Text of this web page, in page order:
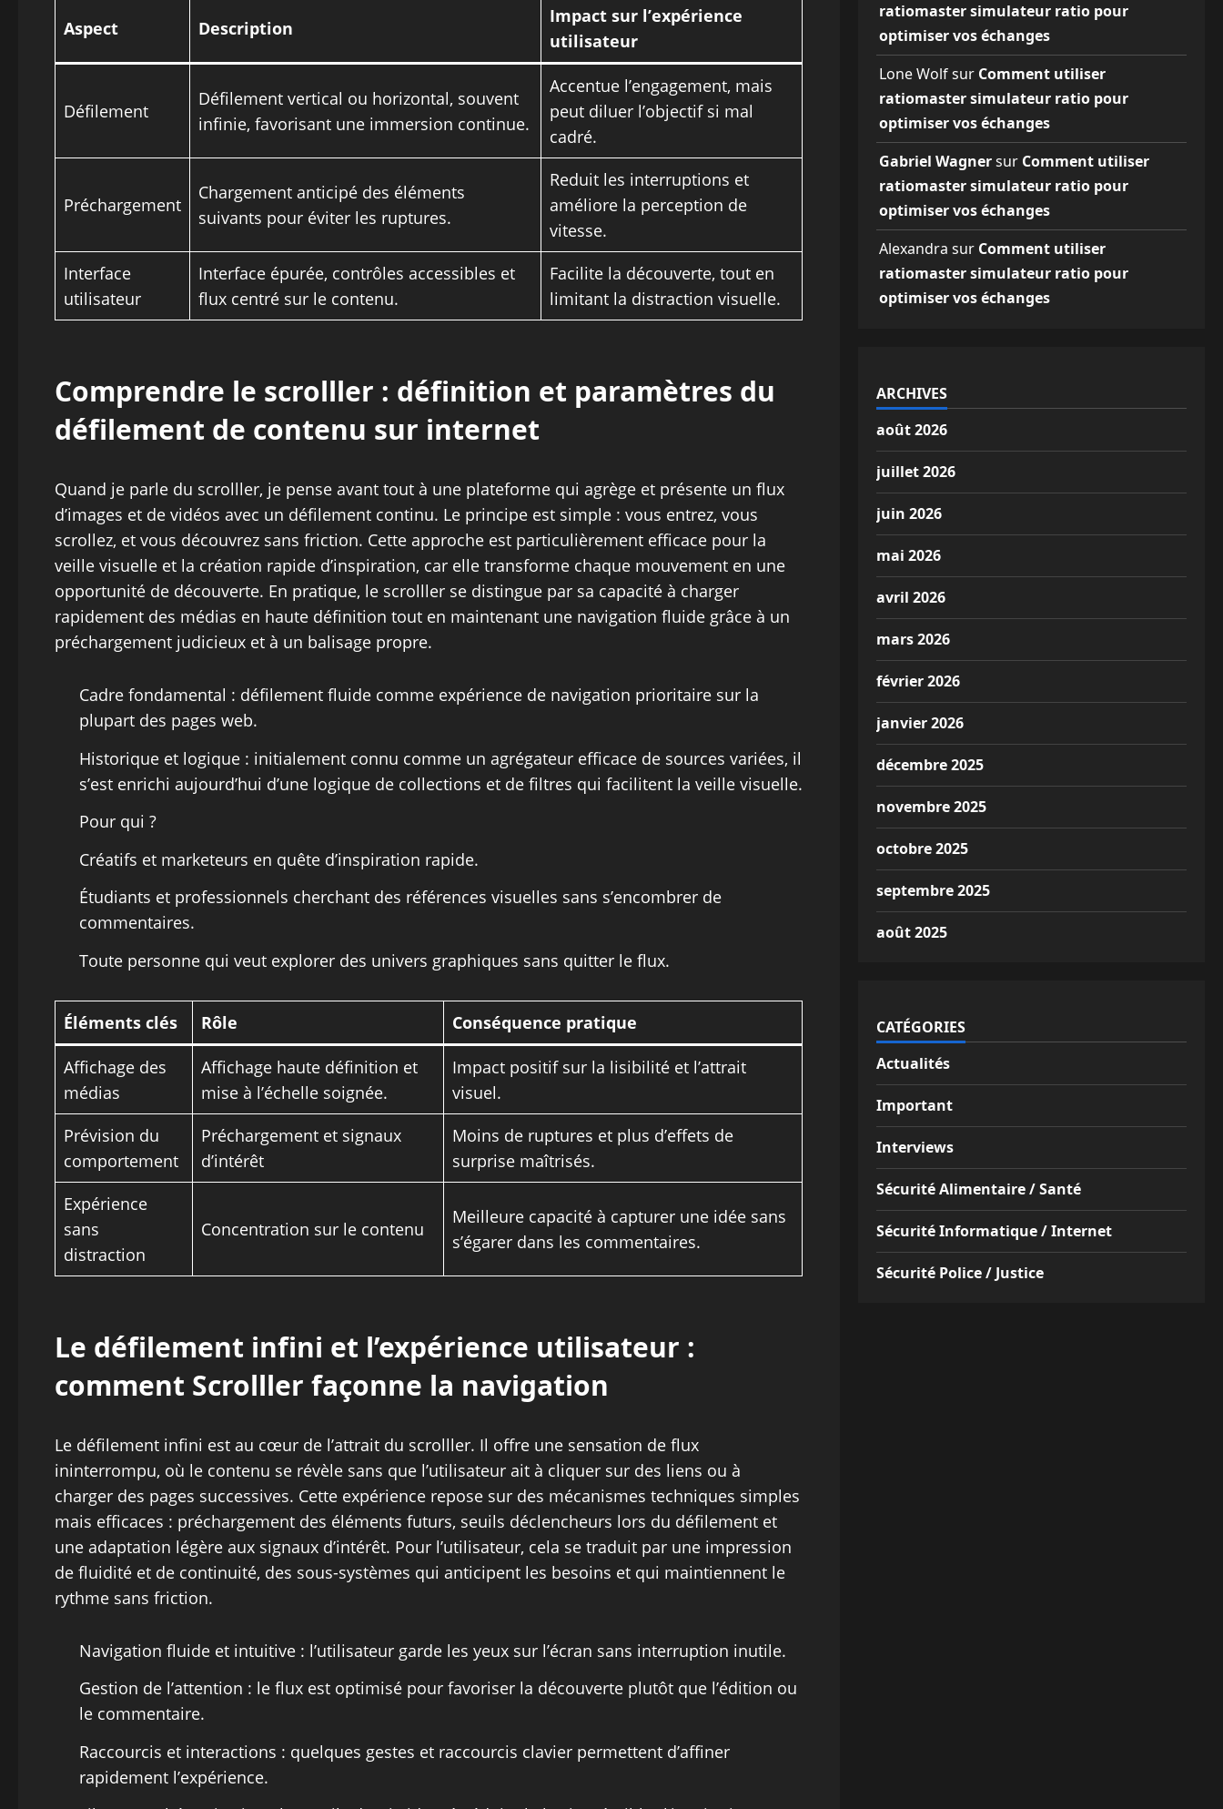
Aspect Description
Impact sur l’expérience
utilisateur
Défilement
Défilement vertical ou horizontal, souvent
infinie, favorisant une immersion continue.
Accentue l’engagement, mais
peut diluer l’objectif si mal
cadré.
Préchargement
Chargement anticipé des éléments
suivants pour éviter les ruptures.
Reduit les interruptions et
améliore la perception de
vitesse.
Interface
utilisateur
Interface épurée, contrôles accessibles et
flux centré sur le contenu.
Facilite la découverte, tout en
limitant la distraction visuelle.
Comprendre le scrolller : définition et paramètres du
défilement de contenu sur internet
Quand je parle du scrolller, je pense avant tout à une plateforme qui agrège et présente un flux
d’images et de vidéos avec un défilement continu. Le principe est simple : vous entrez, vous
scrollez, et vous découvrez sans friction. Cette approche est particulièrement efficace pour la
veille visuelle et la création rapide d’inspiration, car elle transforme chaque mouvement en une
opportunité de découverte. En pratique, le scrolller se distingue par sa capacité à charger
rapidement des médias en haute définition tout en maintenant une navigation fluide grâce à un
préchargement judicieux et à un balisage propre.
Cadre fondamental : défilement fluide comme expérience de navigation prioritaire sur la
plupart des pages web.
Historique et logique : initialement connu comme un agrégateur efficace de sources variées, il
s’est enrichi aujourd’hui d’une logique de collections et de filtres qui facilitent la veille visuelle.
Pour qui ?
Créatifs et marketeurs en quête d’inspiration rapide.
Étudiants et professionnels cherchant des références visuelles sans s’encombrer de
commentaires.
Toute personne qui veut explorer des univers graphiques sans quitter le flux.
Éléments clés Rôle Conséquence pratique
Affichage des
médias
Affichage haute définition et
mise à l’échelle soignée.
Impact positif sur la lisibilité et l’attrait
visuel.
Prévision du
comportement
Préchargement et signaux
d’intérêt
Moins de ruptures et plus d’effets de
surprise maîtrisés.
Expérience
sans
distraction
Concentration sur le contenu
Meilleure capacité à capturer une idée sans
s’égarer dans les commentaires.
Le défilement infini et l’expérience utilisateur :
comment Scrolller façonne la navigation
Le défilement infini est au cœur de l’attrait du scrolller. Il offre une sensation de flux
ininterrompu, où le contenu se révèle sans que l’utilisateur ait à cliquer sur des liens ou à
charger des pages successives. Cette expérience repose sur des mécanismes techniques simples
mais efficaces : préchargement des éléments futurs, seuils déclencheurs lors du défilement et
une adaptation légère aux signaux d’intérêt. Pour l’utilisateur, cela se traduit par une impression
de fluidité et de continuité, des sous-systèmes qui anticipent les besoins et qui maintiennent le
rythme sans friction.
Navigation fluide et intuitive : l’utilisateur garde les yeux sur l’écran sans interruption inutile.
Gestion de l’attention : le flux est optimisé pour favoriser la découverte plutôt que l’édition ou
le commentaire.
Raccourcis et interactions : quelques gestes et raccourcis clavier permettent d’affiner
rapidement l’expérience.
ratiomaster simulateur ratio pour
optimiser vos échanges
Lone Wolfsur Comment utiliser
ratiomaster simulateur ratio pour
optimiser vos échanges
Gabriel Wagnersur Comment utiliser
ratiomaster simulateur ratio pour
optimiser vos échanges
Alexandra sur Comment utiliser
ratiomaster simulateur ratio pour
optimiser vos échanges
ARCHIVES
août 2026
juillet 2026
juin 2026
mai 2026
avril 2026
mars 2026
février 2026
janvier 2026
décembre 2025
novembre 2025
octobre 2025
septembre 2025
août 2025
CATÉGORIES
Actualités
Important
Interviews
Sécurité Alimentaire / Santé
Sécurité Informatique / Internet
Sécurité Police / Justice